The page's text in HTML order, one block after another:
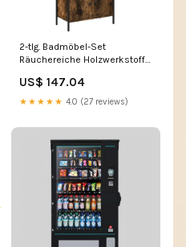
2-tlg. Badmöbel-Set
Räuchereiche Holzwerkstoff
US$ 147.04
★★★★★ 4.0 (27 reviews)